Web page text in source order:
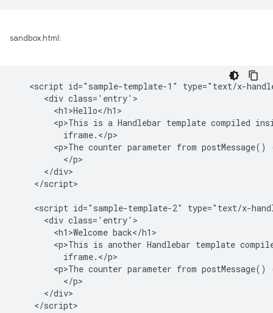
sandbox.html:
<script id="sample-template-1" type="text/x-
      <div class='entry'>
        <h1>Hello</h1>
<p>This is a Handlebar template compiled
          iframe.</p>
<p>The counter parameter from postMessage()
          </p>
      </div>
    </script>
<script id="sample-template-2" type="text/x-
      <div class='entry'>
        <h1>Welcome back</h1>
<p>This is another Handlebar template
          iframe.</p>
<p>The counter parameter from postMessage()
          </p>
      </div>